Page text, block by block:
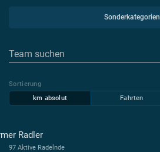
Sonderkategorien
Sortierung
km absolut
Fahrten
Radler
97 Aktive Radelnde